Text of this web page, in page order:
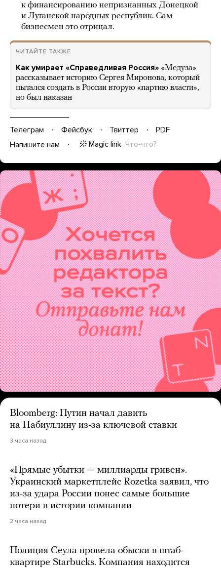
к финансированию непризнанных Донецкой
и Луганской народных республик. Сам
бизнесмен это отрицал.
ЧИТАЙТЕ ТАКЖЕ
Как умирает «Справедливая Россия» «Медуза»
рассказывает историю Сергея Миронова, который
пытался создать в России вторую «партию власти»,
но был наказан
Телеграм Фейсбук Твиттер
PDF
Напишите нам
Magic link Что-что?
Bloomberg: Путин начал давить
на Набиуллину из-за ключевой ставки
3 часа назад
«Прямые убытки — миллиарды гривен».
Украинский маркетплейс Rozetka заявил, что
из-за удара России понес самые большие
потери в истории компании
2 часа назад
Полиция Сеула провела обыски в штаб-
квартире Starbucks. Компания находится